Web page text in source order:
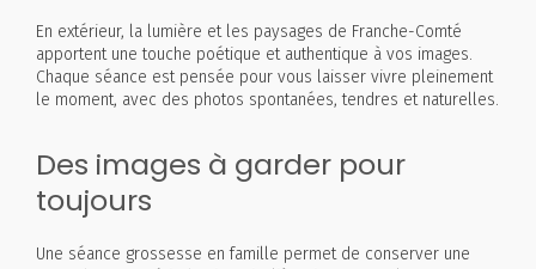
En extérieur, la lumière et les paysages de Franche-Comté
apportent une touche poétique et authentique à vos images.
Chaque séance est pensée pour vous laisser vivre pleinement
le moment, avec des photos spontanées, tendres et naturelles.
Des images à garder pour
toujours
Une séance grossesse en famille permet de conserver une